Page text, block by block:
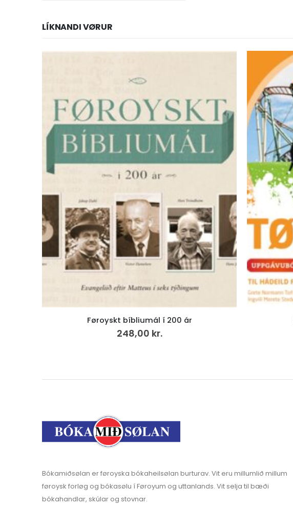
LÍKNANDI VØRUR
Støddfrøði 8, Uppgávubók
258,00 kr.
Bókamiðsølan er føroyska bókaheilsølan burturav. Vit eru millumlið millum
føroysk forløg og bókasølu í Føroyum og uttanlands. Vit selja til bæði
bókahandlar, skúlar og stovnar.